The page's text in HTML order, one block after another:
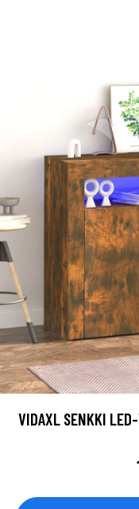
VIDAXL SENKKI